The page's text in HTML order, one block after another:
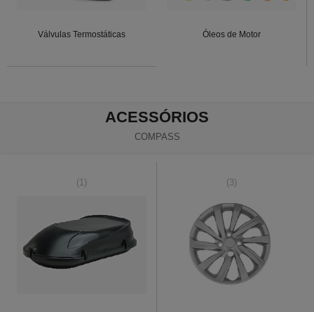
Válvulas Termostáticas Óleos de Motor
ACESSÓRIOS
COMPASS
(1) (3)